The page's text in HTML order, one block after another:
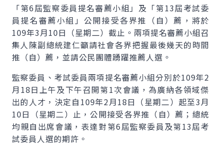
「第6屆監察委員提名審薦小組」及「第13屆考試委
員提名審薦小組」公開接受各界推（自）薦，將於
109年3月10日（星期二）截止。兩項提名審薦小組召
集人陳副總統建仁籲請社會各界把握最後幾天的時間
推（自）薦，並請公民團體踴躍推薦人選。
監察委員、考試委員兩項提名審薦小組分別於109年2
月18日上午及下午召開第1次會議，為廣納各領域傑
出的人才，決定自109年2月18日（星期二）起至3月
10日（星期二）止，公開接受各界推（自）薦；總統
均親自出席會議，表達對第6屆監察委員及第13屆考
試委員人選的期許。